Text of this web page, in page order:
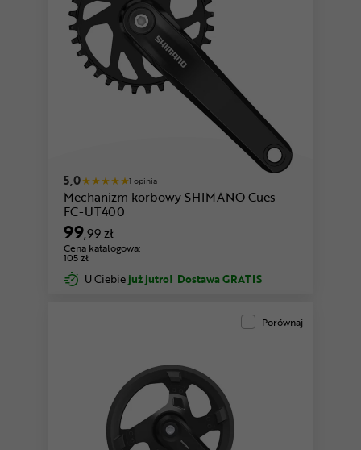
5,0 1 opinia
Mechanizm korbowy SHIMANO Cues
FC-UT400
99,99 zł
Cena katalogowa:
105 zł
U Ciebie już jutro! Dostawa GRATIS
Porównaj